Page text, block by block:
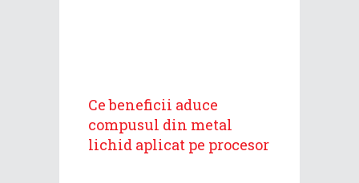
Ce beneficii aduce
compusul din metal
lichid aplicat pe procesor